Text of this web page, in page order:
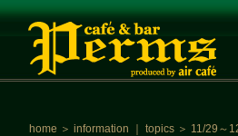
home ＞ information topics ＞ 11/29～